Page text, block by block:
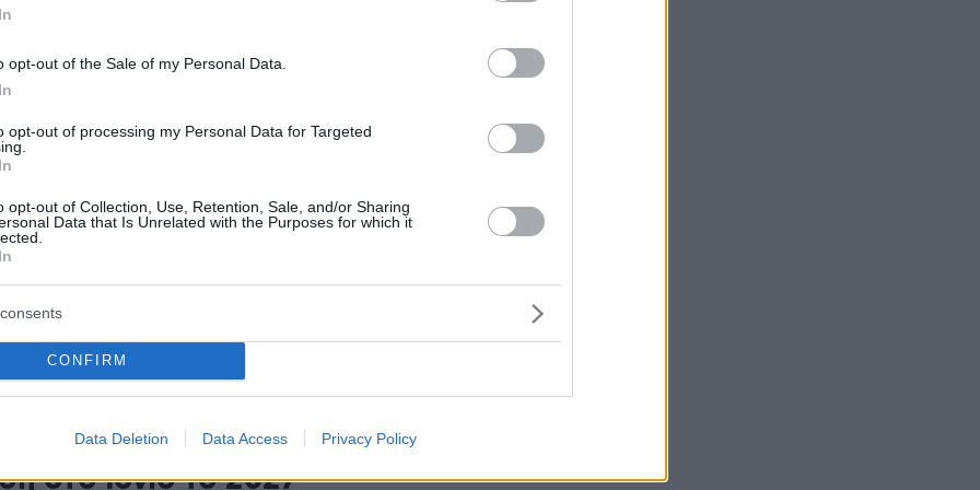
opt-out of the Sale of my Personal Data.
opt-out of processing my Personal Data for Targeted
opt-out of Collection, Use, Retention, Sale, and/or Sharing
Data that Is Unrelated with the Purposes for which it
CONFIRM
Data Deletion Data Access Privacy Policy
τα 7 τρισ. κυβικά
Γλαύκο και τον Πήγασο
– Πώς προχωρά η
ExxonMobil-QatarEnergy
έτους η κοινοπραξία θα πρέπει να
18
Παπασταύρου με
Σε τροχιά υλοποίησης η
στο Ιόνιο το 2027